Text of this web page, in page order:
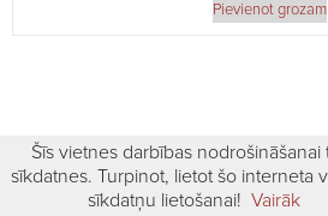
Pievienot grozam
Šīs vietnes darbības nodrošināšanai
sīkdatnes. Turpinot, lietot šo interneta
sīkdatņu lietošanai! Vairāk